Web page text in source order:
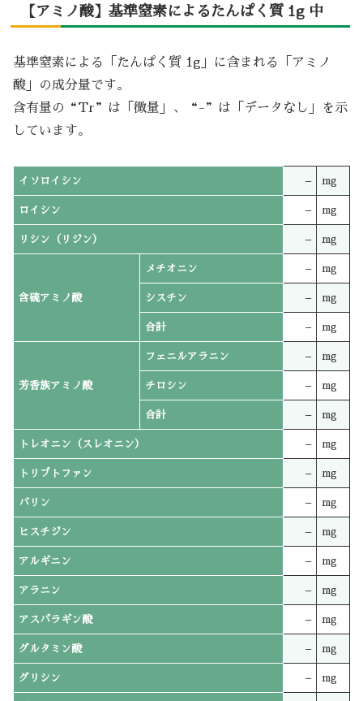
【アミノ酸】基準窒素によるたんぱく質 1g 中
基準窒素による「たんぱく質 1g」に含まれる「アミノ
酸」の成分量です。
含有量の“Tr”は「微量」、“-”は「データなし」を示
しています。
イソロイシン – mg
ロイシン – mg
リシン（リジン） – mg
含硫アミノ酸
メチオニン – mg
シスチン – mg
合計 – mg
芳香族アミノ酸
フェニルアラニン – mg
チロシン – mg
合計 – mg
トレオニン（スレオニン） – mg
トリプトファン – mg
バリン – mg
ヒスチジン – mg
アルギニン – mg
アラニン – mg
アスパラギン酸 – mg
グルタミン酸 – mg
グリシン – mg